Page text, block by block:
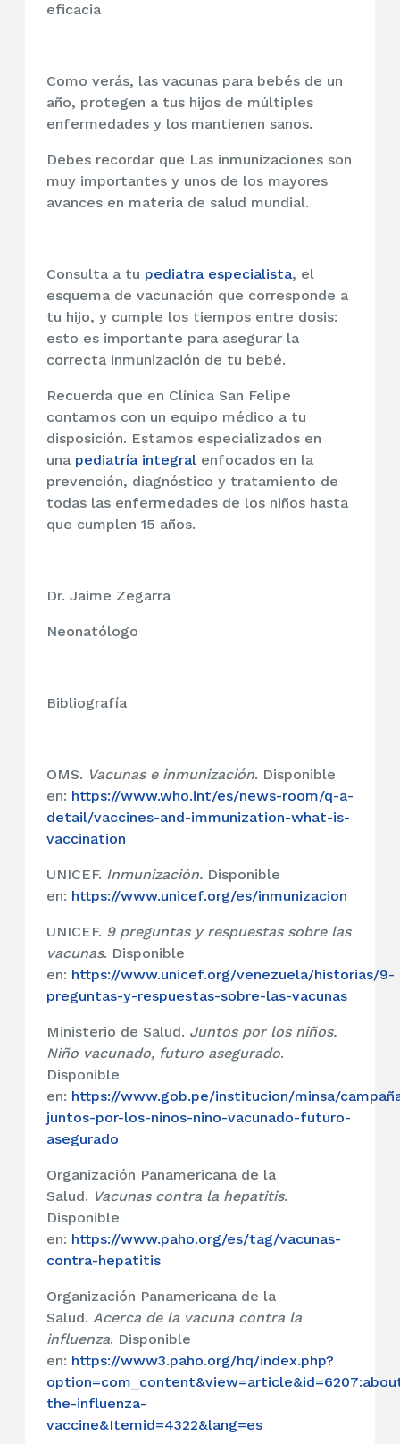
eficacia
Como verás, las vacunas para bebés de un
año, protegen a tus hijos de múltiples
enfermedades y los mantienen sanos.
Debes recordar que Las inmunizaciones son
muy importantes y unos de los mayores
avances en materia de salud mundial.
Consulta a tu pediatra especialista, el
esquema de vacunación que corresponde a
tu hijo, y cumple los tiempos entre dosis:
esto es importante para asegurar la
correcta inmunización de tu bebé.
Recuerda que en Clínica San Felipe
contamos con un equipo médico a tu
disposición. Estamos especializados en
una pediatría integral enfocados en la
prevención, diagnóstico y tratamiento de
todas las enfermedades de los niños hasta
que cumplen 15 años.
Dr. Jaime Zegarra
Neonatólogo
Bibliografía
OMS. Vacunas e inmunización. Disponible
en: https://www.who.int/es/news-room/q-a-
detail/vaccines-and-immunization-what-is-
vaccination
UNICEF. Inmunización. Disponible
en: https://www.unicef.org/es/inmunizacion
UNICEF. 9 preguntas y respuestas sobre las
vacunas. Disponible
en: https://www.unicef.org/venezuela/historias/9-
preguntas-y-respuestas-sobre-las-vacunas
Ministerio de Salud. Juntos por los niños.
Niño vacunado, futuro asegurado.
Disponible
en: https://www.gob.pe/institucion/minsa/
juntos-por-los-ninos-nino-vacunado-futuro-
asegurado
Organización Panamericana de la
Salud. Vacunas contra la hepatitis.
Disponible
en: https://www.paho.org/es/tag/vacunas-
contra-hepatitis
Organización Panamericana de la
Salud. Acerca de la vacuna contra la
influenza. Disponible
en: https://www3.paho.org/hq/index.php?
the-influenza-
vaccine&Itemid=4322&lang=es